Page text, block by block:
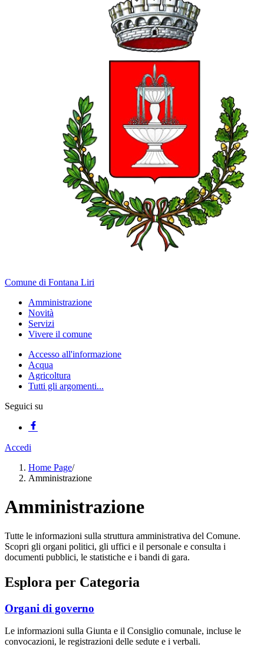
Comune di Fontana Liri
Amministrazione
Novità
Servizi
Vivere il comune
Accesso all'informazione
Acqua
Agricoltura
Tutti gli argomenti...
Seguici su
Accedi
Home Page/
Amministrazione
Amministrazione
Tutte le informazioni sulla struttura amministrativa del Comune.
Scopri gli organi politici, gli uffici e il personale e consulta i
documenti pubblici, le statistiche e i bandi di gara.
Esplora per Categoria
Organi di governo
Le informazioni sulla Giunta e il Consiglio comunale, incluse le
convocazioni, le registrazioni delle sedute e i verbali.